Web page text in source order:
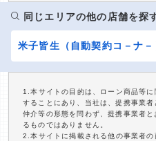
同じエリアの他の店舗を探
米子皆生（自動契約コ－ナ－
1.本サイトの目的は、ローン商品等
することにあり、当社は、提携事業
仲介等の形態を問わず、提携事業者
るものではありません。
2.本サイトに掲載される他の事業者